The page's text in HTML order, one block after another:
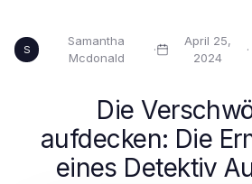
S
Samantha
Mcdonald
·
April 25,
2024
·
Die
aufdecken: Die
eines Detektiv